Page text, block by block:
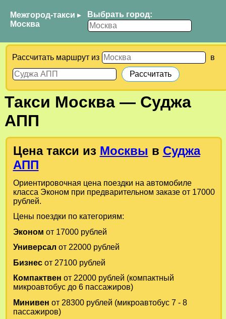
Межгород-такси ▸
Москва
Выбрать город:
Рассчитать маршрут из в
Такси Москва— Суджа
АПП
Цена такси из Москвы в Суджа
АПП
Ориентировочная цена поездки на автомобиле
класса Эконом при предварительном заказе от 17000
рублей.
Цены поездки по категориям:
Эконом от 17000 рублей
Универсал от 22000 рублей
Бизнесот 27100 рублей
Компактвен от 22000 рублей (компактный
микроавтобус до 6 пассажиров)
Минивен от 28300 рублей (микроавтобус 7 - 8
пассажиров)